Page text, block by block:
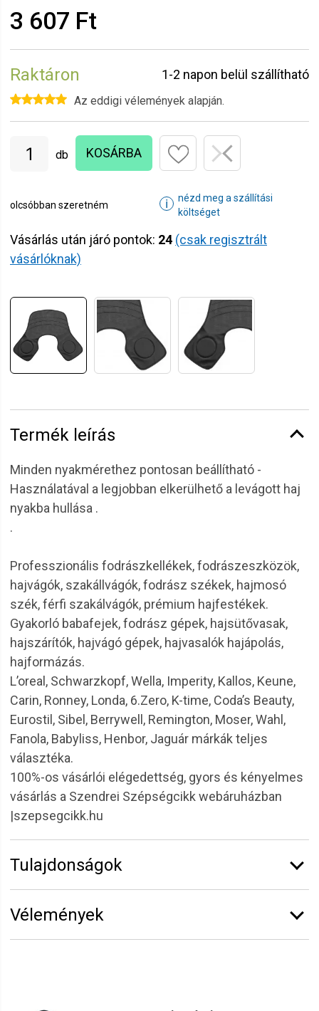
3 607 Ft
Raktáron 1-2 napon belül szállítható
Az eddigi vélemények alapján.
db KOSÁRBA
olcsóbban szeretném ℹ
nézd meg a szállítási
költséget
Vásárlás után járó pontok: 24 (csak regisztrált
vásárlóknak)
Termék leírás
Minden nyakmérethez pontosan beállítható -
Használatával a legjobban elkerülhető a levágott haj
nyakba hullása .
.
Professzionális fodrászkellékek, fodrászeszközök,
hajvágók, szakállvágók, fodrász székek, hajmosó
szék, férfi szakálvágók, prémium hajfestékek.
Gyakorló babafejek, fodrász gépek, hajsütővasak,
hajszárítók, hajvágó gépek, hajvasalók hajápolás,
hajformázás.
L’oreal, Schwarzkopf, Wella, Imperity, Kallos, Keune,
Carin, Ronney, Londa, 6.Zero, K-time, Coda’s Beauty,
Eurostil, Sibel, Berrywell, Remington, Moser, Wahl,
Fanola, Babyliss, Henbor, Jaguár márkák teljes
választéka.
100%-os vásárlói elégedettség, gyors és kényelmes
vásárlás a Szendrei Szépségcikk webáruházban
|szepsegcikk.hu
Tulajdonságok
Vélemények